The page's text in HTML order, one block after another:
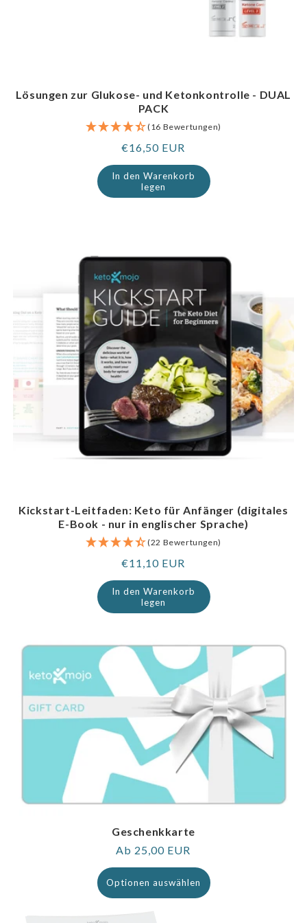
Lösungen zur Glukose- und Ketonkontrolle - DUAL
PACK
(16 Bewertungen)
Regulärer
Preis
€16,50 EUR
In den Warenkorb
legen
Kickstart-Leitfaden: Keto für Anfänger (digitales
E-Book - nur in englischer Sprache)
(22 Bewertungen)
Regulärer
Preis
€11,10 EUR
In den Warenkorb
legen
Geschenkkarte
Regulärer
Preis
Ab 25,00 EUR
Optionen auswählen